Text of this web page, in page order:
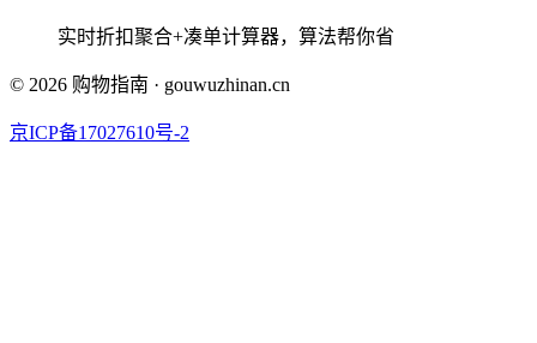
实时折扣聚合+凑单计算器，算法帮你省
© 2026 购物指南 · gouwuzhinan.cn
京ICP备17027610号-2